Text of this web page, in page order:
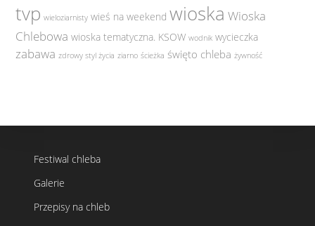
tvp wieloziarnisty wieś na weekend wioska Wioska
Chlebowa wioska tematyczna. KSOW wodnik wycieczka
zabawa zdrowy styl życia ziarno ścieżka święto chleba żywność
Festiwal chleba
Galerie
Przepisy na chleb